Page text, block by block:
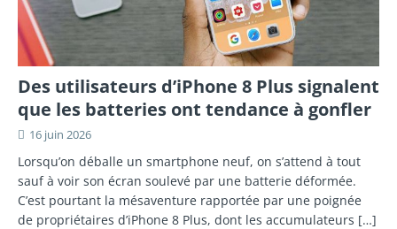
Des utilisateurs d’iPhone 8 Plus signalent
que les batteries ont tendance à gonfler
16 juin 2026
Lorsqu’on déballe un smartphone neuf, on s’attend à tout
sauf à voir son écran soulevé par une batterie déformée.
C’est pourtant la mésaventure rapportée par une poignée
de propriétaires d’iPhone 8 Plus, dont les accumulateurs […]